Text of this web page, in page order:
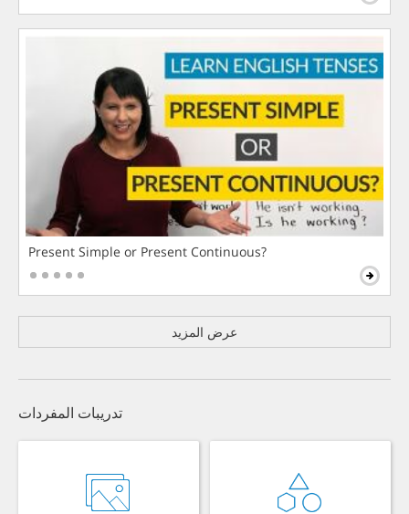
Present Simple or Present Continuous?
عرض المزيد
تدريبات المفردات